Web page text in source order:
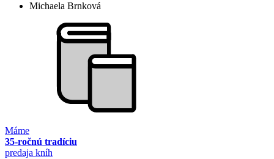
Michaela Brnková
Máme
35-ročnú tradíciu
predaja kníh